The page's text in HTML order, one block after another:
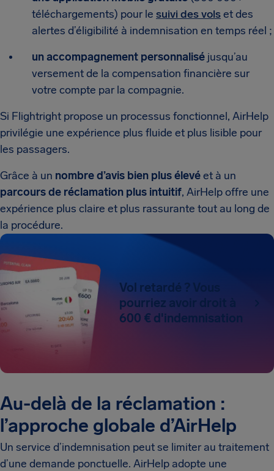
téléchargements) pour le suivi des volset des
alertes d’éligibilité à indemnisation en temps réel ;
un accompagnement personnalisé jusqu’au
versement de la compensation financière sur
votre compte par la compagnie.
Si Flightright propose un processus fonctionnel, AirHelp
privilégie une expérience plus fluide et plus lisible pour
les passagers.
Grâce à un nombre d’avis bien plus élevéet à un
parcours de réclamation plus intuitif, AirHelp offre une
expérience plus claire et plus rassurante tout au long de
la procédure.
Vol retardé ? Vous
pourriez avoir droit à
600 € d'indemnisation
Au-delà de la réclamation :
l’approche globale d’AirHelp
Un service d’indemnisation peut se limiter au traitement
d’une demande ponctuelle. AirHelp adopte une